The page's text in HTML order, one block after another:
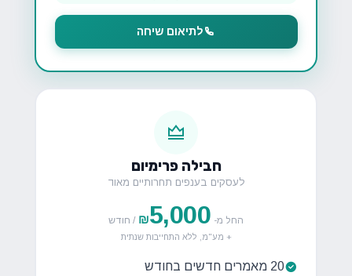
לתיאום שיחה
חבילה פרימיום
לעסקים בענפים תחרותיים מאוד
החל מ- 5,000
₪ / חודש
+ מע"מ, ללא התחייבות שנתית
20 מאמרים חדשים בחודש